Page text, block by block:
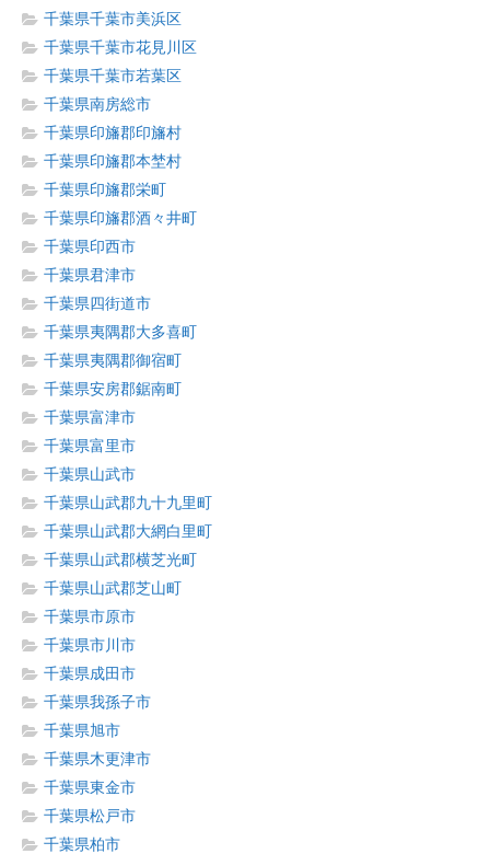
千葉県千葉市美浜区
千葉県千葉市花見川区
千葉県千葉市若葉区
千葉県南房総市
千葉県印旛郡印旛村
千葉県印旛郡本埜村
千葉県印旛郡栄町
千葉県印旛郡酒々井町
千葉県印西市
千葉県君津市
千葉県四街道市
千葉県夷隅郡大多喜町
千葉県夷隅郡御宿町
千葉県安房郡鋸南町
千葉県富津市
千葉県富里市
千葉県山武市
千葉県山武郡九十九里町
千葉県山武郡大網白里町
千葉県山武郡横芝光町
千葉県山武郡芝山町
千葉県市原市
千葉県市川市
千葉県成田市
千葉県我孫子市
千葉県旭市
千葉県木更津市
千葉県東金市
千葉県松戸市
千葉県柏市